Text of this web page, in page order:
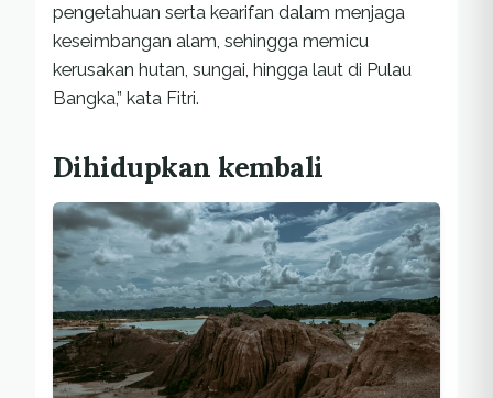
pengetahuan serta kearifan dalam menjaga
keseimbangan alam, sehingga memicu
kerusakan hutan, sungai, hingga laut di Pulau
Bangka,” kata Fitri.
Dihidupkan kembali